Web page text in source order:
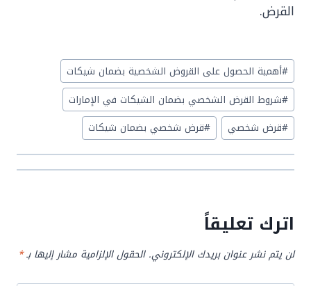
القرض.
Post
Tags:
#أهمية الحصول على القروض الشخصية بضمان شيكات
#شروط القرض الشخصي بضمان الشيكات في الإمارات
#قرض شخصي #قرض شخصي بضمان شيكات
اترك تعليقاً
لن يتم نشر عنوان بريدك الإلكتروني. الحقول الإلزامية مشار إليها بـ*